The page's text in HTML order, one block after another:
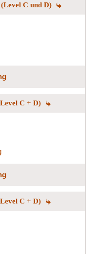
C und D)
C + D)
C + D)